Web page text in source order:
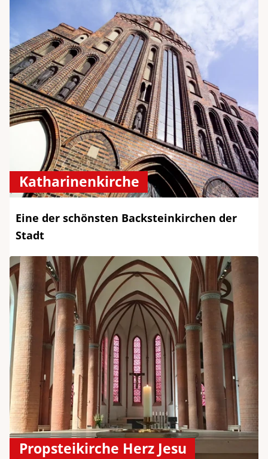
Katharinenkirche
Eine der schönsten Backsteinkirchen der
Stadt
Propsteikirche Herz Jesu